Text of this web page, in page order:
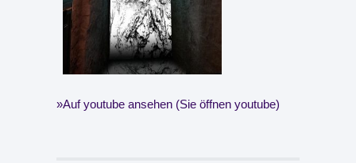
Auf youtube ansehen (Sie öffnen youtube)